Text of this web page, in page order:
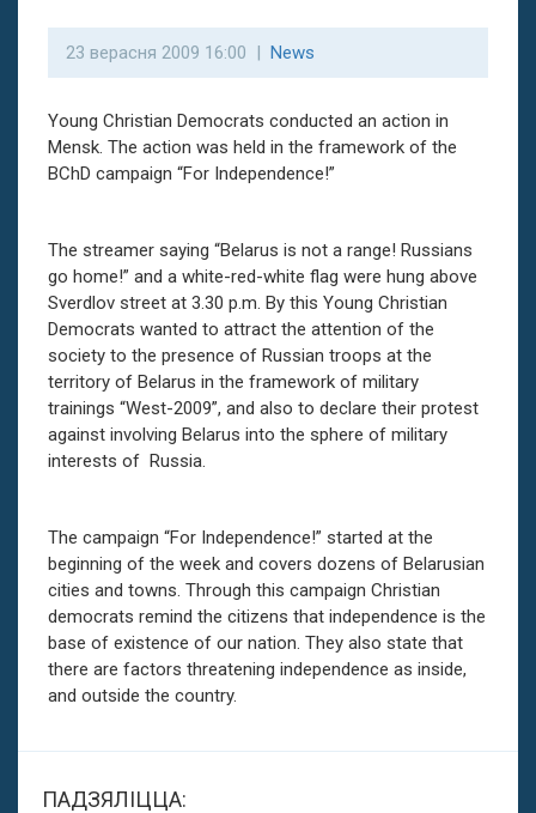
23 верасня 2009 16:00 | News
Young Christian Democrats conducted an action in
Mensk. The action was held in the framework of the
BChD campaign “For Independence!”
The streamer saying “Belarus is not a range! Russians
go home!” and a white-red-white flag were hung above
Sverdlov street at 3.30 p.m. By this Young Christian
Democrats wanted to attract the attention of the
society to the presence of Russian troops at the
territory of Belarus in the framework of military
trainings “West-2009”, and also to declare their protest
against involving Belarus into the sphere of military
interests of Russia.
The campaign “For Independence!” started at the
beginning of the week and covers dozens of Belarusian
cities and towns. Through this campaign Christian
democrats remind the citizens that independence is the
base of existence of our nation. They also state that
there are factors threatening independence as inside,
and outside the country.
ПАДЗЯЛІЦЦА: